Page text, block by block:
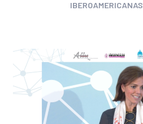
IBEROAMERICANAS